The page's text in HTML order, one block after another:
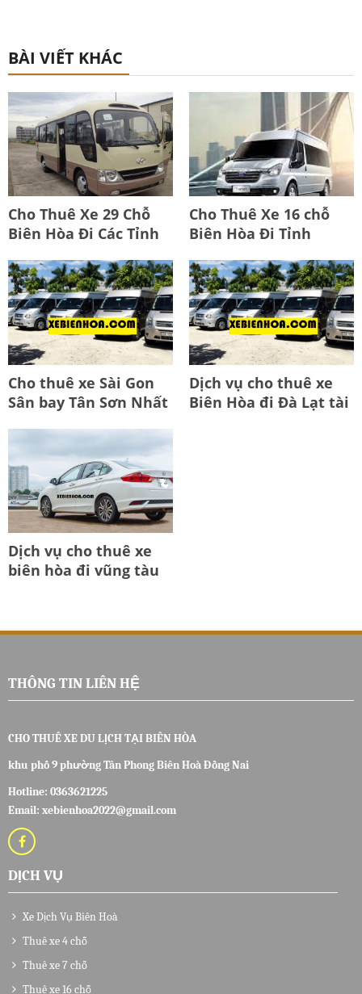
BÀI VIẾT KHÁC
Cho Thuê Xe 29 Chỗ
Biên Hòa Đi Các Tỉnh
Cho Thuê Xe 16 chỗ
Biên Hòa Đi Tỉnh
Cho thuê xe Sài Gon
Sân bay Tân Sơn Nhất
Dịch vụ cho thuê xe
Biên Hòa đi Đà Lạt tài
Dịch vụ cho thuê xe
biên hòa đi vũng tàu
THÔNG TIN LIÊN HỆ
CHO THUÊ XE DU LỊCH TẠI BIÊN HÒA
khu phố 9 phường Tân Phong Biên Hoà Đồng Nai
Hotline: 0363621225
Email: xebienhoa2022@gmail.com
DỊCH VỤ
Xe Dịch Vụ Biên Hoà
Thuê xe 4 chỗ
Thuê xe 7 chỗ
Thuê xe 16 chỗ